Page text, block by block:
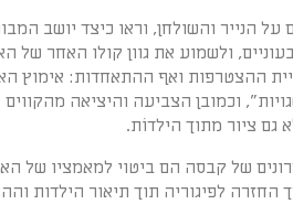
הנייר והשולחן, וראו כיצד יושב
ולשמוע את גוון קולו האחר של
ההצטרפות ואף ההתאחדות: אימוץ
וכמובן הצביעה והיציאה
גם ציור מתוך הילדוֹת.
של קבסה הם ביטוי למאמציו של
לפיגוריה תוך תיאור הילדות